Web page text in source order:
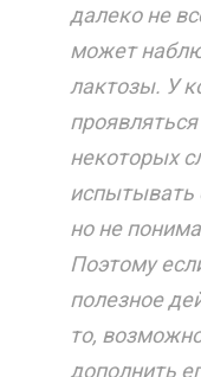
далеко не
может
лактозы. У
некоторых
испытывать
но не
Поэтому
полезное
то,
дополнить